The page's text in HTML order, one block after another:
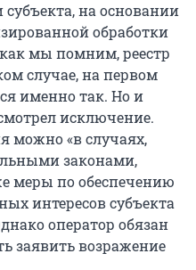
на основании
обработки
мы помним, реестр
случае, на первом
именно так. Но и
исключение.
можно «в случаях,
законами,
меры по обеспечению
интересов субъекта
оператор обязан
заявить возражение